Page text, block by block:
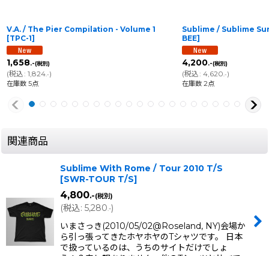
V.A. / The Pier Compilation - Volume 1
[TPC-1]
1,658.-(税別)
(税込: 1,824.-)
在庫数 5点
Sublime / Sublime
BEE]
4,200.-(税別)
(税込: 4,620 .-)
在庫数 2点
関連商品
Sublime With Rome / Tour 2010 T/S
[SWR-TOUR T/S]
4,800.-(税別)
(税込: 5,280.-)
いまさっき(2010/05/02@Roseland, NY)会場か
ら引っ張ってきたホヤホヤのTシャツです。 日本
で扱っているのは、うちのサイトだけでしょ